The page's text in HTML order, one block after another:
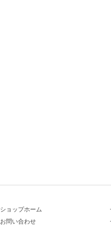
ショップホーム
お問い合わせ